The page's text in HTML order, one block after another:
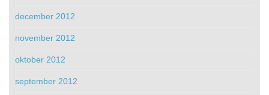
december 2012
november 2012
oktober 2012
september 2012